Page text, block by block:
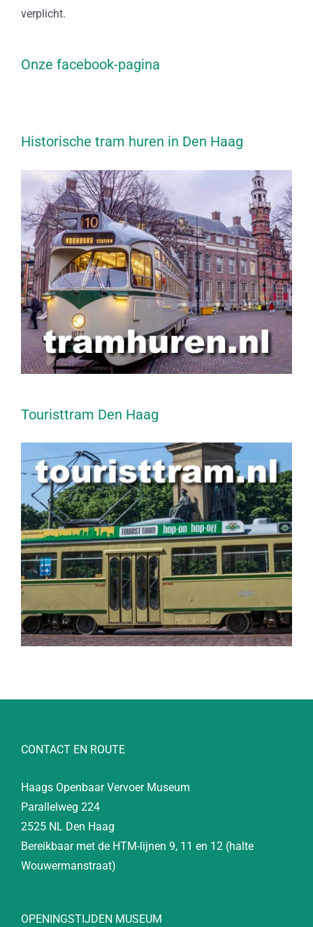
verplicht.
Onze facebook-pagina
Historische tram huren in Den Haag
Touristtram Den Haag
CONTACT EN ROUTE
Haags Openbaar Vervoer Museum
Parallelweg 224
2525 NL Den Haag
Bereikbaar met de HTM-lijnen 9, 11 en 12 (halte
Wouwermanstraat)
OPENINGSTIJDEN MUSEUM